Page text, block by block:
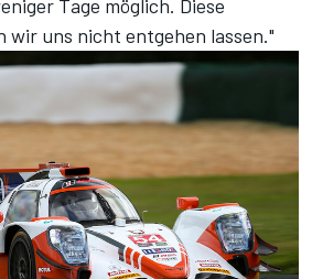
Tage möglich. Diese
wir uns nicht entgehen lassen."